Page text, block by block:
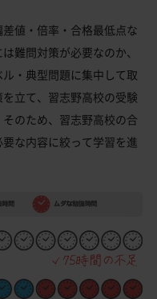
値・倍率・合格最低点な
難問対策が必要なのか、
・典型問題に集中して取
立て、習志野高校の受験
のため、習志野高校の合
な内容に絞って学習を進